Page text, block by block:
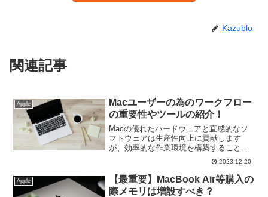
Kazublo
関連記事
Apple
Macユーザーの為のワークフロー
の重要性やツールの紹介！
Macの優れたハードウェアと直感的なソ
フトウェアは生産性向上に貢献します
が、効率的な作業環境を構築することが
求められます。ビジネスを快適に進める
ためにMacユーザーが取り組むべきワー
クフローの重要性に焦点を当て、効果的
な手法やツールを紹介。
2023.12.20
Apple
【最重要】MacBook Air等購入の
際メモリは増設すべき？